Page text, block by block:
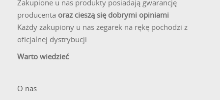
Zakupione u nas produkty posiadają gwarancję
producenta oraz cieszą się dobrymi opiniami
Każdy zakupiony u nas zegarek na rękę pochodzi z
oficjalnej dystrybucji
Warto wiedzieć
O nas